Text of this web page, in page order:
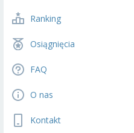
Ranking
Osiągnięcia
FAQ
O nas
Kontakt